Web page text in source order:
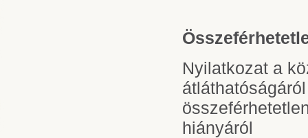
Nyilatkozat a
hiányáról